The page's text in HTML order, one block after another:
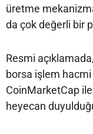
üretme
da çok değerli bir
Resmi
borsa işlem
CoinMarketCap ile
heyecan